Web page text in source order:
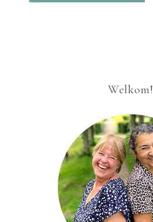
Welkom!